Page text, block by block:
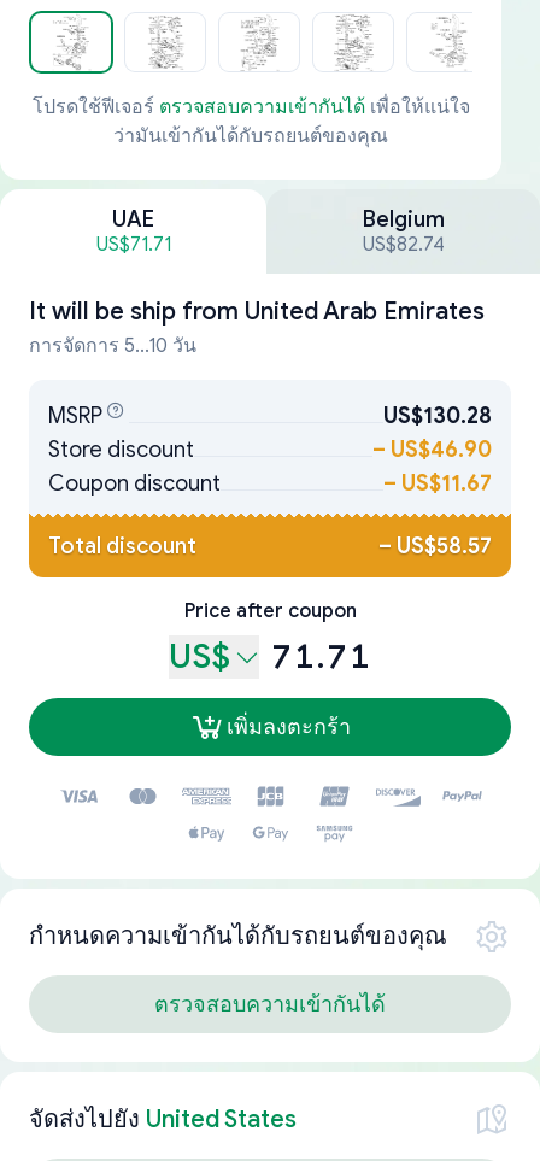
โปรดใช้ฟีเจอร์ ตรวจสอบความเข้ากันได้เพื่อให้แน่ใจ
ว่ามันเข้ากันได้กับรถยนต์ของคุณ
UAE
US$71.71
Belgium
US$82.74
It will be ship from United Arab Emirates
การจัดการ 5...10 วัน
MSRP
US$130.28
Store discount
– US$46.90
Coupon discount
– US$11.67
Total discount – US$58.57
Price after coupon
US$ 71.71
เพิ่มลงตะกร้า
กำหนดความเข้ากันได้กับรถยนต์ของคุณ
ตรวจสอบความเข้ากันได้
จัดส่งไปยัง United States